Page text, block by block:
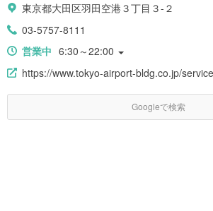
東京都大田区羽田空港３丁目３-２
03-5757-8111
営業中 6:30～22:00
https://www.tokyo-airport-bldg.co.jp/
Googleで検索